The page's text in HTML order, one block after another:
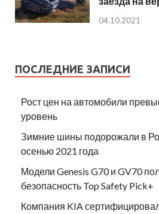
04.10.2021
ПОСЛЕДНИЕ ЗАПИСИ
Рост цен на автомобили
уровень
Зимние шины подорожали в
осенью 2021 года
Модели Genesis G70 и GV70
безопасность Top Safety Pick+
Компания KIA